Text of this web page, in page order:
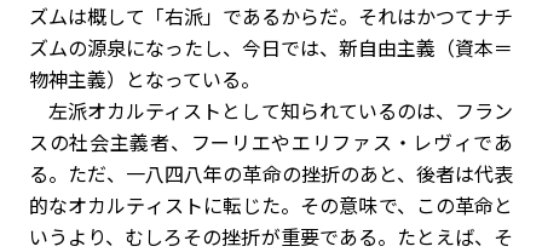
ズムは概して「右派」であるからだ。それはかつてナチ
ズムの源泉になったし、今日では、新自由主義（資本＝
物神主義）となっている。
左派オカルティストとして知られているのは、フラン
スの社会主義者、フーリエやエリファス・レヴィであ
る。ただ、一八四八年の革命の挫折のあと、後者は代表
的なオカルティストに転じた。その意味で、この革命と
いうより、むしろその挫折が重要である。たとえば、そ